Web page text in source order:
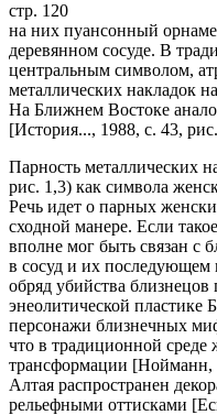
стр. 120
на них пуансонный
деревянном сосуде. В
центральным символом,
металлических накладок
На Ближнем Востоке
[История..., 1988, с. 43,
Парность металлических
рис. 1,3) как символа
Речь идет о парных
сходной манере. Если
вполне мог быть связан с
в сосуд и их последующем
обряд убийства
энеолитической пластике
персонажи близнечных
что в традиционной среде
трансформации [Нойманн,
Алтая распространен
рельефными оттисками